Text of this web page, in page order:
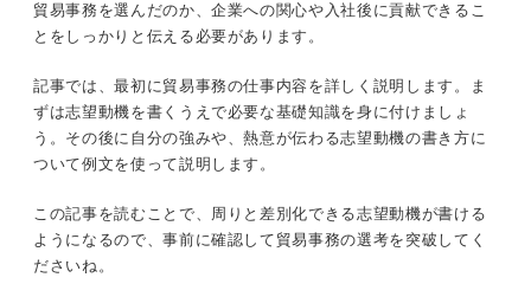
アピールしたい強み別！ 貿易事務の志望動機6選
例文
企業の種類別の志望動機例文
すいNG例文
貿易事務を選んだのか、企業への関心や入社後に貢献できるこ
とをしっかりと伝える必要があります。
記事では、最初に貿易事務の仕事内容を詳しく説明します。ま
ずは志望動機を書くうえで必要な基礎知識を身に付けましょ
う。その後に自分の強みや、熱意が伝わる志望動機の書き方に
ついて例文を使って説明します。
この記事を読むことで、周りと差別化できる志望動機が書ける
ようになるので、事前に確認して貿易事務の選考を突破してく
ださいね。
語学力
自分の強みと照らし合わせよう！ 貿易事務に向いている
人の3つの特徴
①スケジュール管理が得意な人
②几帳面な人